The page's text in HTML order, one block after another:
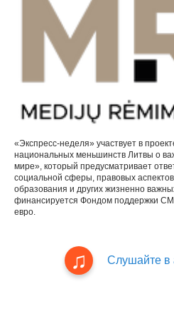
«Экспресс-неделя» участвует в
национальных меньшинств Литвы о
мире», который предусматривает
социальной сферы, правовых
образования и других жизненно
финансируется Фондом поддержки
евро.
Слушайте в